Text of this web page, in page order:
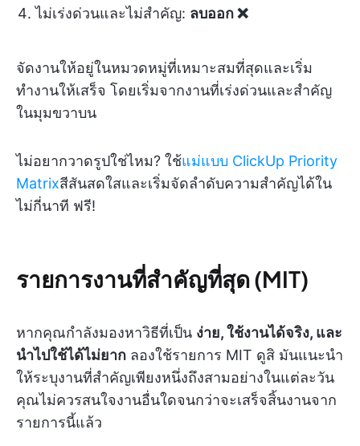
ไม่เร่งด่วนและไม่สำคัญ: ลบออก ❌
จัดงานให้อยู่ในหมวดหมู่ที่เหมาะสมที่สุดและเริ่ม
ทำงานให้เสร็จ โดยเริ่มจากงานที่เร่งด่วนและสำคัญ
ในมุมขวาบน
ไม่อยากวาดรูปใช่ไหม? ใช้แม่แบบ ClickUp Priority
Matrixสีสันสดใสและเริ่มจัดลำดับความสำคัญได้ใน
ไม่กี่นาที ฟรี!
รายการงานที่สำคัญที่สุด (MIT)
หากคุณกำลังมองหาวิธีที่เป็น ง่าย, ใช้งานได้จริง, และ
นำไปใช้ได้ไม่ยาก ลองใช้รายการ MIT ดูสิ มันแนะนำ
ให้ระบุงานที่สำคัญเพียงหนึ่งถึงสามอย่างในแต่ละวัน
คุณไม่ควรสนใจงานอื่นใดจนกว่าจะเสร็จสิ้นงานจาก
รายการนี้แล้ว